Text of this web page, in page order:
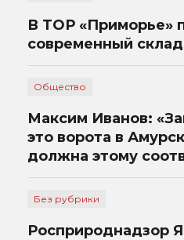
В ТОР «Приморье»
современный
Общество
Максим Иванов:
это ворота в
должна этому
Без рубрики
Росприроднадзор